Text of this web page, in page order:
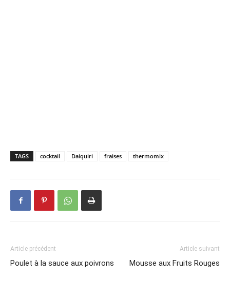
TAGS cocktail Daiquiri fraises thermomix
Article précédent
Poulet à la sauce aux poivrons
Article suivant
Mousse aux Fruits Rouges